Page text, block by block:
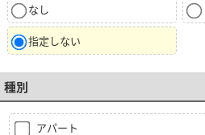
なし
指定しない
種別
アパート